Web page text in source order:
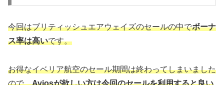
今回はブリティッシュエアウェイズのセールの中でボーナ
ス率は高いです。
お得なイベリア航空のセール期間は終わってしまいました